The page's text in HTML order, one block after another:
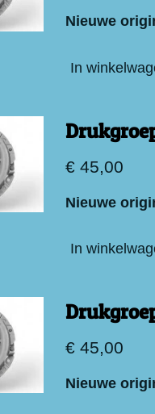
Nieuwe
In
€ 45,00
Nieuwe
In
€ 45,00
Nieuwe